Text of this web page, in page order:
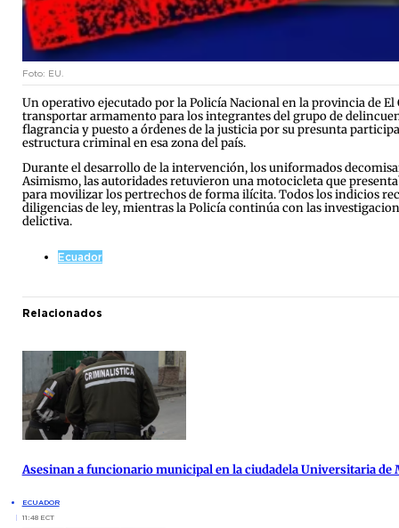
Foto: EU.
Un operativo ejecutado por la Policía Nacional en la provincia de
transportar armamento para los integrantes del grupo de
flagrancia y puesto a órdenes de la justicia por su presunta
estructura criminal en esa zona del país.
Durante el desarrollo de la intervención, los uniformados
Asimismo, las autoridades retuvieron una motocicleta que
para movilizar los pertrechos de forma ilícita. Todos los indicios
diligencias de ley, mientras la Policía continúa con las
delictiva.
Ecuador
Relacionados
Asesinan a funcionario municipal en la ciudadela Universitaria de
ECUADOR
11:48 ECT